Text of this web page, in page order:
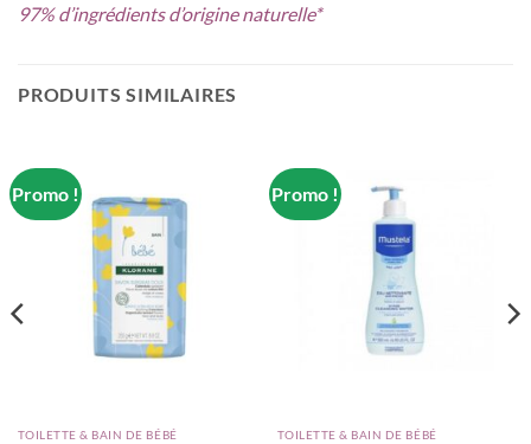
97% d’ingrédients d’origine naturelle*
PRODUITS SIMILAIRES
Promo !
TOILETTE & BAIN DE BÉBÉ
Promo !
TOILETTE & BAIN DE BÉBÉ